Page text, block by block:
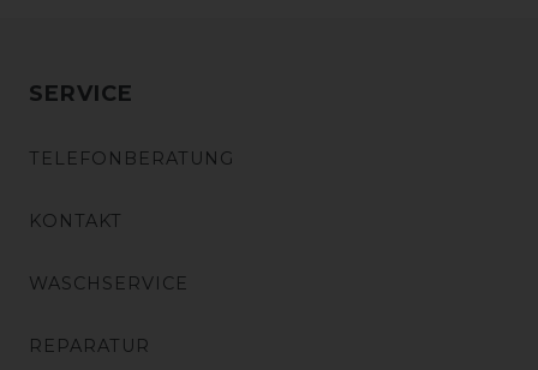
SERVICE
TELEFONBERATUNG
KONTAKT
WASCHSERVICE
REPARATUR